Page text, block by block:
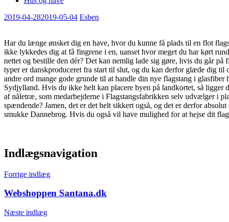
2019-04-282019-05-04 Esben
Har du længe ønsket dig en have, hvor du kunne få plads til en flot
ikke lykkedes dig at få fingrene i en, uanset hvor meget du har kørt
nettet og bestille den dér? Det kan nemlig lade sig gøre, hvis du går
typer er danskproduceret fra start til slut, og du kan derfor glæde dig
andre ord mange gode grunde til at handle din nye flagstang i
Sydjylland. Hvis du ikke helt kan placere byen på landkortet, så
af nåletræ, som medarbejderne i Flagstangsfabrikken selv udvælger i
spændende? Jamen, det er det helt sikkert også, og det er derfor
smukke Dannebrog. Hvis du også vil have mulighed for at hejse dit
Indlægsnavigation
Forrige indlæg
Webshoppen Santana.dk
Næste indlæg